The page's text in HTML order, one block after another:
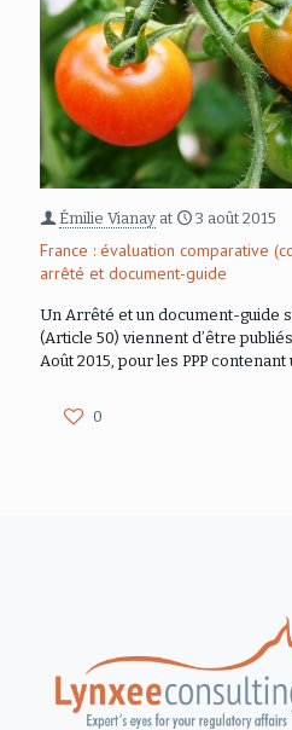
Émilie Vianay at 3 août 2015
France : évaluation comparative
arrêté et document-guide
Un Arrêté et un document-guide
(Article 50) viennent d’être
Août 2015, pour les PPP contenant
0